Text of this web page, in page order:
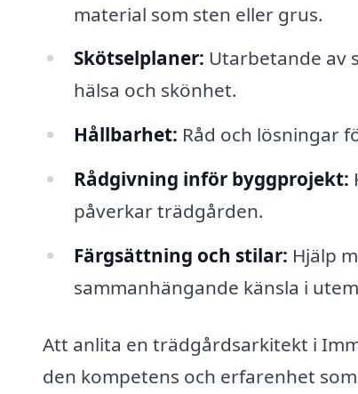
material som sten eller grus.
Skötselplaner: Utarbetande av
hälsa och skönhet.
Hållbarhet: Råd och lösningar
Rådgivning inför byggprojekt:
påverkar trädgården.
Färgsättning och stilar: Hjälp
sammanhängande känsla i
Att anlita en trädgårdsarkitekt i
den kompetens och erfarenhet